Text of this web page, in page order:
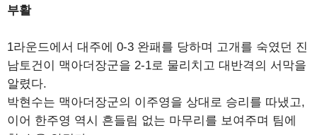
부활
1라운드에서 대주에 0-3 완패를 당하며 고개를 숙였던 진
남토건이 맥아더장군을 2-1로 물리치고 대반격의 서막을
알렸다.
박현수는 맥아더장군의 이주영을 상대로 승리를 따냈고,
이어 한주영 역시 흔들림 없는 마무리를 보여주며 팀에